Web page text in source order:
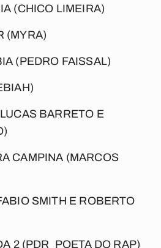
(CHICO LIMEIRA)
(MYRA)
(PEDRO FAISSAL)
BARRETO E
CAMPINA (MARCOS
SMITH E ROBERTO
2 (PDR_POETA DO RAP)